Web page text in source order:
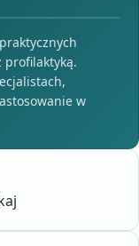
profilaktyką.
w